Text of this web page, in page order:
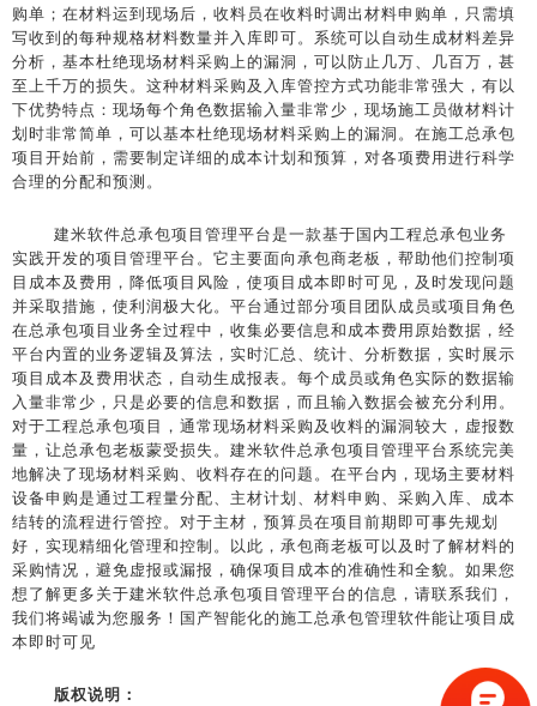
购单；在材料运到现场后，收料员在收料时调出材料申购单，只需填
写收到的每种规格材料数量并入库即可。系统可以自动生成材料差异
分析，基本杜绝现场材料采购上的漏洞，可以防止几万、几百万，甚
至上千万的损失。这种材料采购及入库管控方式功能非常强大，有以
下优势特点：现场每个角色数据输入量非常少，现场施工员做材料计
划时非常简单，可以基本杜绝现场材料采购上的漏洞。在施工总承包
项目开始前，需要制定详细的成本计划和预算，对各项费用进行科学
合理的分配和预测。
建米软件总承包项目管理平台是一款基于国内工程总承包业务
实践开发的项目管理平台。它主要面向承包商老板，帮助他们控制项
目成本及费用，降低项目风险，使项目成本即时可见，及时发现问题
并采取措施，使利润极大化。平台通过部分项目团队成员或项目角色
在总承包项目业务全过程中，收集必要信息和成本费用原始数据，经
平台内置的业务逻辑及算法，实时汇总、统计、分析数据，实时展示
项目成本及费用状态，自动生成报表。每个成员或角色实际的数据输
入量非常少，只是必要的信息和数据，而且输入数据会被充分利用。
对于工程总承包项目，通常现场材料采购及收料的漏洞较大，虚报数
量，让总承包老板蒙受损失。建米软件总承包项目管理平台系统完美
地解决了现场材料采购、收料存在的问题。在平台内，现场主要材料
设备申购是通过工程量分配、主材计划、材料申购、采购入库、成本
结转的流程进行管控。对于主材，预算员在项目前期即可事先规划
好，实现精细化管理和控制。以此，承包商老板可以及时了解材料的
采购情况，避免虚报或漏报，确保项目成本的准确性和全貌。如果您
想了解更多关于建米软件总承包项目管理平台的信息，请联系我们，
我们将竭诚为您服务！国产智能化的施工总承包管理软件能让项目成
本即时可见
版权说明：